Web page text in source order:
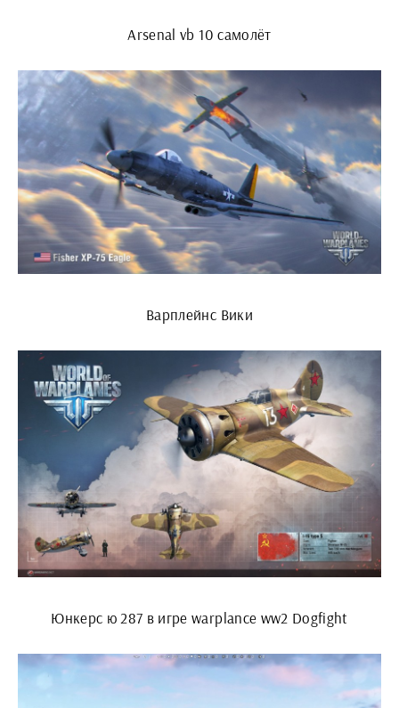
Arsenal vb 10 самолёт
Варплейнс Вики
Юнкерс ю 287 в игре warplance ww2 Dogfight